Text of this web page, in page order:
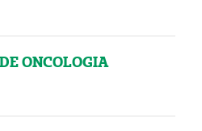
ONCOLOGIA